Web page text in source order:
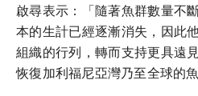
啟尋表示：「隨著魚群數量不
本的生計已經逐漸消失，因此
組織的行列，轉而支持更具遠
恢復加利福尼亞灣乃至全球的